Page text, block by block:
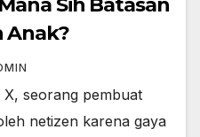
Anak?
X, seorang pembuat
netizen karena gaya